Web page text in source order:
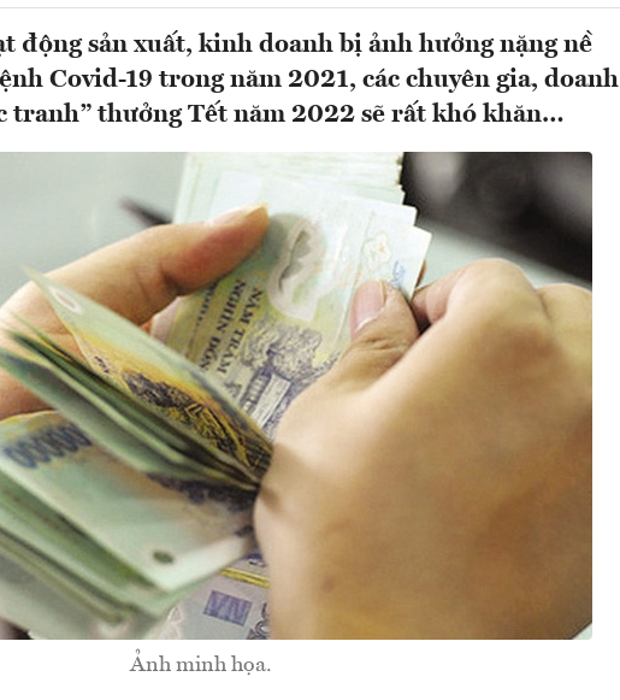
động sản xuất, kinh doanh bị ảnh hưởng nặng nề
Covid-19 trong năm 2021, các chuyên gia, doanh
tranh” thưởng Tết năm 2022 sẽ rất khó khăn…
Ảnh minh họa.